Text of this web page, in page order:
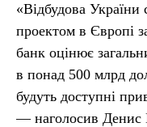
«Відбудова
проектом в Європі
банк оцінює
в понад 500 млрд
будуть доступні
— наголосив Денис